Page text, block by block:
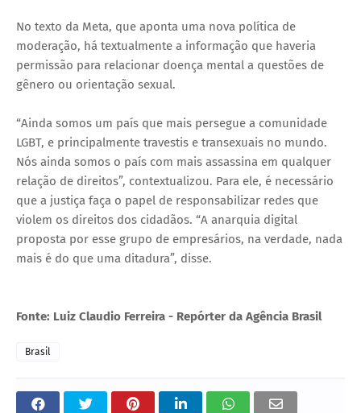
No texto da Meta, que aponta uma nova política de
moderação, há textualmente a informação que haveria
permissão para relacionar doença mental a questões de
gênero ou orientação sexual.
“Ainda somos um país que mais persegue a comunidade
LGBT, e principalmente travestis e transexuais no mundo.
Nós ainda somos o país com mais assassina em qualquer
relação de direitos”, contextualizou. Para ele, é necessário
que a justiça faça o papel de responsabilizar redes que
violem os direitos dos cidadãos. “A anarquia digital
proposta por esse grupo de empresários, na verdade, nada
mais é do que uma ditadura”, disse.
Fonte: Luiz Claudio Ferreira - Repórter da Agência Brasil
Brasil